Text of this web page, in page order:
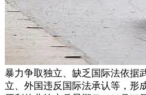
暴力争取独立、缺乏国际法依据
立、外国违反国际法承认等，形